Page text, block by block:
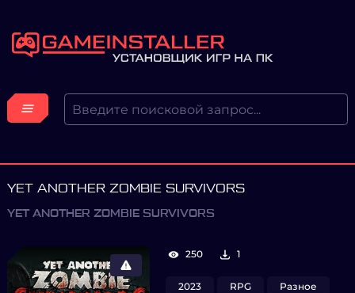
YET ANOTHER ZOMBIE SURVIVORS
YET ANOTHER ZOMBIE SURVIVORS
250 1
2023 RPG
Разное